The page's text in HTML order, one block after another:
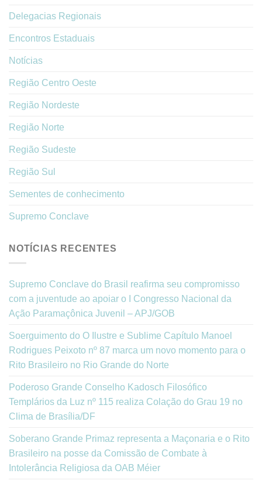
Delegacias Regionais
Encontros Estaduais
Notícias
Região Centro Oeste
Região Nordeste
Região Norte
Região Sudeste
Região Sul
Sementes de conhecimento
Supremo Conclave
NOTÍCIAS RECENTES
Supremo Conclave do Brasil reafirma seu compromisso
com a juventude ao apoiar o I Congresso Nacional da
Ação Paramaçônica Juvenil – APJ/GOB
Soerguimento do O Ilustre e Sublime Capítulo Manoel
Rodrigues Peixoto nº 87 marca um novo momento para o
Rito Brasileiro no Rio Grande do Norte
Poderoso Grande Conselho Kadosch Filosófico
Templários da Luz nº 115 realiza Colação do Grau 19 no
Clima de Brasília/DF
Soberano Grande Primaz representa a Maçonaria e o Rito
Brasileiro na posse da Comissão de Combate à
Intolerância Religiosa da OAB Méier